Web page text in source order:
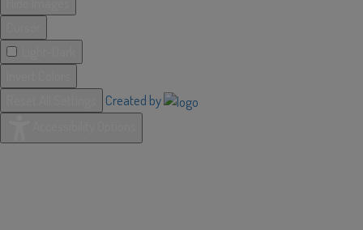
Created by